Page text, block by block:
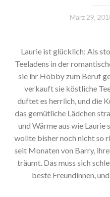
März 29,
Laurie ist glücklich: Als
Teeladens in der
sie ihr Hobby zum Beruf
verkauft sie köstliche
duftet es herrlich, und die
das gemütliche Lädchen
und Wärme aus wie
wollte bisher noch nicht so
seit Monaten von Barry,
träumt. Das muss sich
beste Freundinnen,